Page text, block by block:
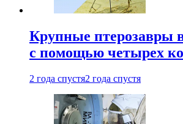
Крупные птерозавры
с помощью четырех
2 года спустя2 года спустя